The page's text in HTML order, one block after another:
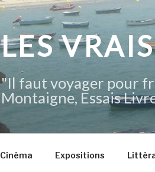
LES
"Il faut voyager pour
Montaigne, Essais
Cinéma Expositions